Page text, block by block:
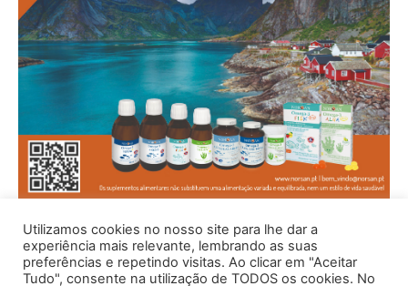
Utilizamos cookies no nosso site para lhe dar a
experiência mais relevante, lembrando as suas
preferências e repetindo visitas. Ao clicar em "Aceitar
Tudo", consente na utilização de TODOS os cookies. No